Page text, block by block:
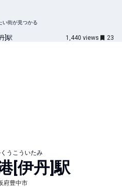
い街が見つかる
]駅 1,440 views 23
うこういたみ
[伊丹]駅
府豊中市